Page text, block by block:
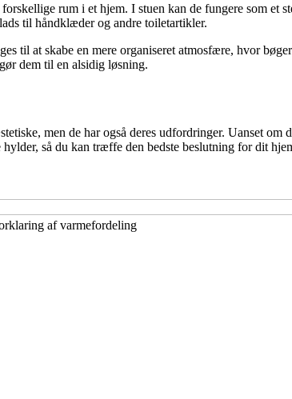
rum i et hjem. I stuen kan de fungere som
til håndklæder og andre toiletartikler.
til at skabe en mere organiseret atmosfære, hvor
dem til en alsidig løsning.
men de har også deres udfordringer. Uanset
så du kan træffe den bedste beslutning for dit
af varmefordeling